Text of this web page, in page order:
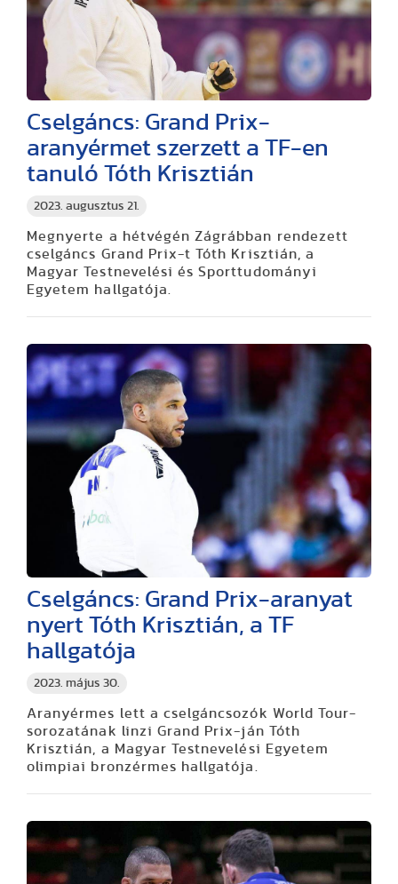
2023. augusztus 21.
Cselgáncs: Grand Prix-
aranyérmet szerzett a TF-en
tanuló Tóth Krisztián
Megnyerte a hétvégén Zágrábban rendezett
cselgáncs Grand Prix-t Tóth Krisztián, a
Magyar Testnevelési és Sporttudományi
Egyetem hallgatója.
2023. május 30.
Cselgáncs: Grand Prix-aranyat
nyert Tóth Krisztián, a TF
hallgatója
Aranyérmes lett a cselgáncsozók World Tour-
sorozatának linzi Grand Prix-ján Tóth
Krisztián, a Magyar Testnevelési Egyetem
olimpiai bronzérmes hallgatója.